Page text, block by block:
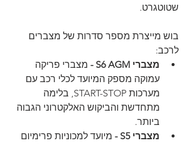
שטוטגרט.
בוש מייצרת מספר סדרות של מצברים
לרכב:
מצברי S6 AGM -
מצברי פריקה
עמוקה מספק המיועד לכלי רכב עם
מערכות START-STOP, בלימה
מתחדשת והביקוש האלקטרוני הגבוה
ביותר.
מצברי S5 -
מיועד למכוניות פרימיום